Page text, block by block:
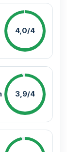
4,0/4
3,9/4